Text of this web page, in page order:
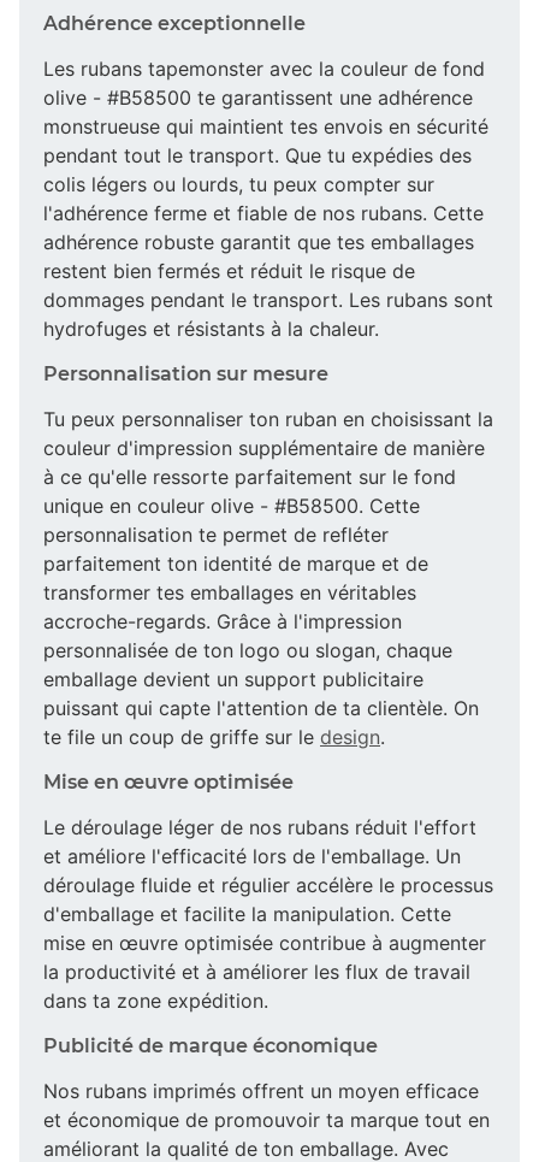
Adhérence exceptionnelle
Les rubans tapemonster avec la couleur de fond
olive - #B58500 te garantissent une adhérence
monstrueuse qui maintient tes envois en sécurité
pendant tout le transport. Que tu expédies des
colis légers ou lourds, tu peux compter sur
l'adhérence ferme et fiable de nos rubans. Cette
adhérence robuste garantit que tes emballages
restent bien fermés et réduit le risque de
dommages pendant le transport. Les rubans sont
hydrofuges et résistants à la chaleur.
Personnalisation sur mesure
Tu peux personnaliser ton ruban en choisissant la
couleur d'impression supplémentaire de manière
à ce qu'elle ressorte parfaitement sur le fond
unique en couleur olive - #B58500. Cette
personnalisation te permet de refléter
parfaitement ton identité de marque et de
transformer tes emballages en véritables
accroche-regards. Grâce à l'impression
personnalisée de ton logo ou slogan, chaque
emballage devient un support publicitaire
puissant qui capte l'attention de ta clientèle. On
te file un coup de griffe sur le design.
Mise en œuvre optimisée
Le déroulage léger de nos rubans réduit l'effort
et améliore l'efficacité lors de l'emballage. Un
déroulage fluide et régulier accélère le processus
d'emballage et facilite la manipulation. Cette
mise en œuvre optimisée contribue à augmenter
la productivité et à améliorer les flux de travail
dans ta zone expédition.
Publicité de marque économique
Nos rubans imprimés offrent un moyen efficace
et économique de promouvoir ta marque tout en
améliorant la qualité de ton emballage. Avec